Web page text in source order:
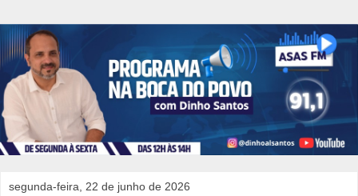
segunda-feira, 22 de junho de 2026